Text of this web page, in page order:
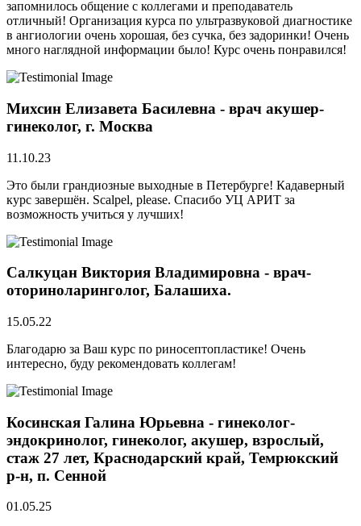
запомнилось общение с коллегами и преподаватель
отличный! Организация курса по ультразвуковой диагностике
в ангиологии очень хорошая, без сучка, без задоринки! Очень
много наглядной информации было! Курс очень понравился!
Михсин Елизавета Басилевна - врач акушер-
гинеколог, г. Москва
11.10.23
Это были грандиозные выходные в Петербурге! Кадаверный
курс завершён. Scalpel, please. Спасибо УЦ АРИТ за
возможность учиться у лучших!
Салкуцан Виктория Владимировна - врач-
оториноларинголог, Балашиха.
15.05.22
Благодарю за Ваш курс по риносептопластике! Очень
интересно, буду рекомендовать коллегам!
Косинская Галина Юрьевна - гинеколог-
эндокринолог, гинеколог, акушер, взрослый,
стаж 27 лет, Краснодарский край, Темрюкский
р-н, п. Сенной
01.05.25